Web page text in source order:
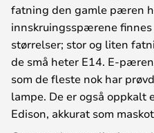
fatning den gamle pæren
innskruingsspærene
størrelser; stor og liten
de små heter E14. E-
som de fleste nok har
lampe. De er også oppkalt
Edison, akkurat som